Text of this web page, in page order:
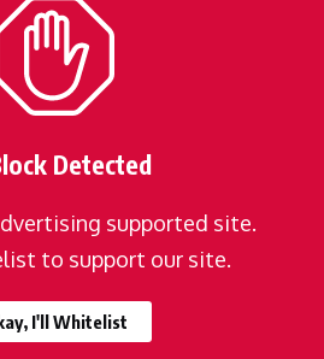
Detected
supported site.
to support our site.
I'll Whitelist